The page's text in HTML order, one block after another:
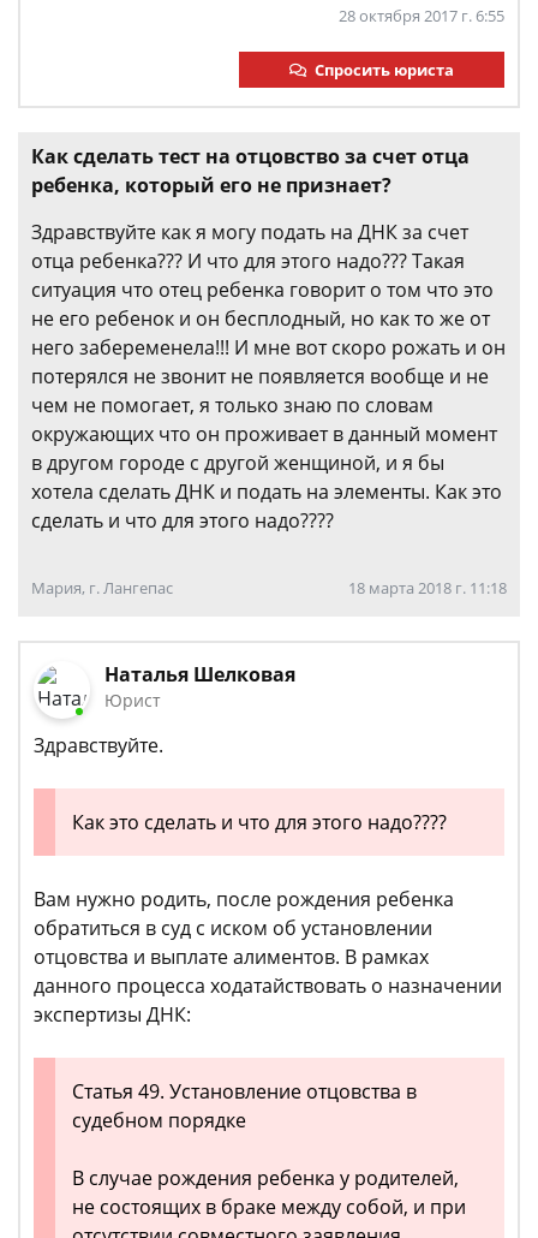
28 октября 2017 г. 6:55
Спросить юриста
Как сделать тест на отцовство за счет отца
ребенка, который его не признает?
Здравствуйте как я могу подать на ДНК за счет
отца ребенка??? И что для этого надо??? Такая
ситуация что отец ребенка говорит о том что это
не его ребенок и он бесплодный, но как то же от
него забеременела!!! И мне вот скоро рожать и он
потерялся не звонит не появляется вообще и не
чем не помогает, я только знаю по словам
окружающих что он проживает в данный момент
в другом городе с другой женщиной, и я бы
хотела сделать ДНК и подать на элементы. Как это
сделать и что для этого надо????
Мария, г. Лангепас 18 марта 2018 г. 11:18
Наталья Шелковая
Юрист
Здравствуйте.
Как это сделать и что для этого надо????
Вам нужно родить, после рождения ребенка
обратиться в суд с иском об установлении
отцовства и выплате алиментов. В рамках
данного процесса ходатайствовать о назначении
экспертизы ДНК:
Статья 49. Установление отцовства в
судебном порядке
В случае рождения ребенка у родителей,
не состоящих в браке между собой, и при